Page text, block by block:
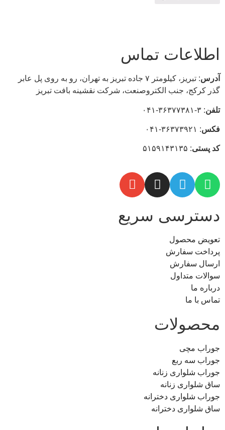
اطلاعات تماس
آدرس
: تبریز، كيلومتر ۷ جاده تبريز به تهران، رو به روی پل عابر
گذر کرکج، جنب الکتروصنعت، شركت نقشينه بافت تبريز
تلفن: ۳-۳۶۳۷۷۳۸۱-۰۴۱
فکس: ۳۶۳۷۳۹۲۱-۰۴۱
كد پستی: ۵۱۵۹۱۴۳۱۳۵
دسترسی سریع
تعویض محصول
پرداخت سفارش
ارسال سفارش
سوالات متداول
درباره ما
تماس با ما
محصولات
جوراب مچی
جوراب سه ربع
جوراب شلواری زنانه
ساق شلواری زنانه
جوراب شلواری دخترانه
ساق شلواری دخترانه